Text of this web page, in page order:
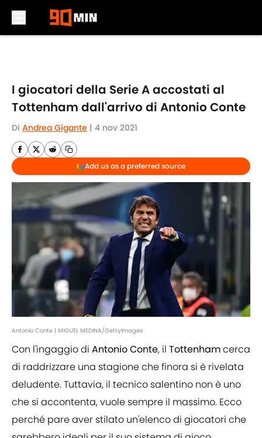
I giocatori della Serie A accostati al
Tottenham dall'arrivo di Antonio Conte
Di Andrea Gigante | 4 nov 2021
Add us as a preferred source
Antonio Conte | MIGUEL MEDINA/GettyImages
Con l'ingaggio di Antonio Conte, il Tottenhamcerca
di raddrizzare una stagione che finora si è rivelata
deludente. Tuttavia, il tecnico salentino non è uno
che si accontenta, vuole sempre il massimo. Ecco
perché pare aver stilato un'elenco di giocatori che